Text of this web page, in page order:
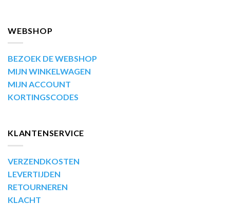
WEBSHOP
BEZOEK DE WEBSHOP
MIJN WINKELWAGEN
MIJN ACCOUNT
KORTINGSCODES
KLANTENSERVICE
VERZENDKOSTEN
LEVERTIJDEN
RETOURNEREN
KLACHT